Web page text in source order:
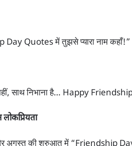
Quotes में तुझसे प्यारा नाम कहाँ!”
साथ निभाना है… Happy